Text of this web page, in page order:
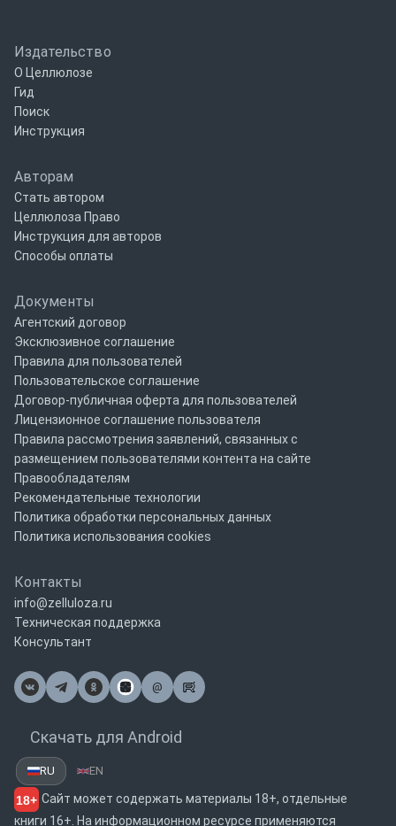
Издательство
О Целлюлозе
Гид
Поиск
Инструкция
Авторам
Стать автором
Целлюлоза Право
Инструкция для авторов
Способы оплаты
Документы
Агентский договор
Эксклюзивное соглашение
Правила для пользователей
Пользовательское соглашение
Договор-публичная оферта для пользователей
Лицензионное соглашение пользователя
Правила рассмотрения заявлений, связанных с
размещением пользователями контента на сайте
Правообладателям
Рекомендательные технологии
Политика обработки персональных данных
Политика использования cookies
Контакты
info@zelluloza.ru
Техническая поддержка
Консультант
@
Почта
Скачать для Android
RU EN
18+ Сайт может содержать материалы 18+, отдельные
книги 16+. На информационном ресурсе применяются